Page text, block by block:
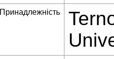
Принадлежність